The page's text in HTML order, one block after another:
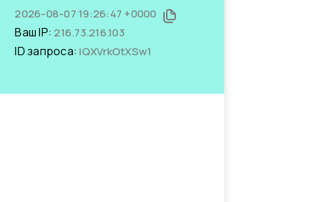
2026-08-07 19:26:47 +0000
Ваш IP:216.73.216.103
ID запроса:lQXVrkOtXSw1